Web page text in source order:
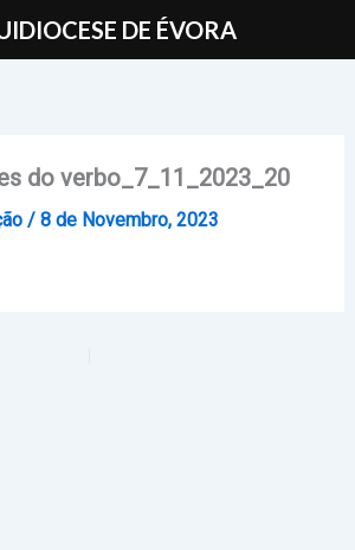
do verbo_7_11_2023_20
/ 8 de Novembro, 2023
DE ÉVORA